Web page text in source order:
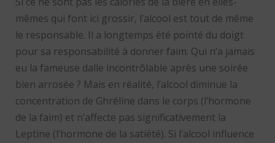
mêmes qui font ici grossir, l’alcool est tout de même
le responsable. Il a longtemps été pointé du doigt
pour sa responsabilité à donner faim. Qui n’a jamais
eu la fameuse dalle incontrôlable après une soirée
bien arrosée ? Mais en réalité, l’alcool diminue la
concentration de Ghréline dans le corps (l’hormone
de la faim) et n’affecte pas significativement la
Leptine (l’hormone de la satiété). Si l’alcool influence